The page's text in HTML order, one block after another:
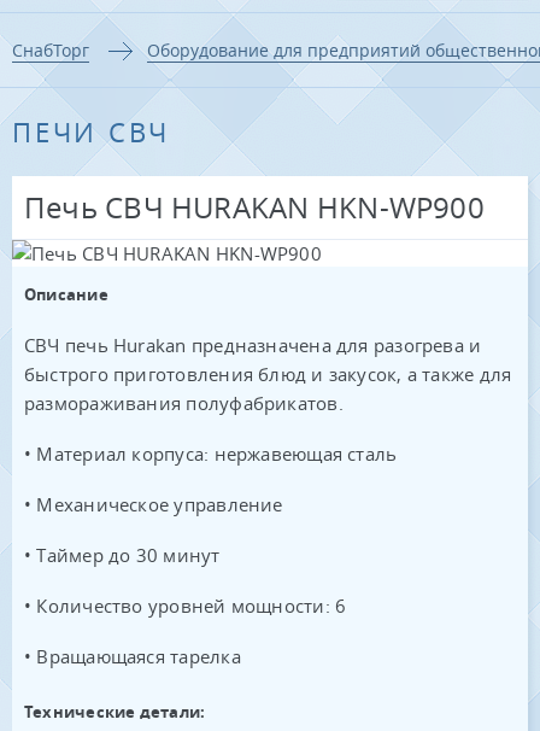
СнабТорг Оборудование для предприятий
ПЕЧИ СВЧ
Печь СВЧ HURAKAN HKN-WP900
Описание
СВЧ печь Hurakan предназначена для разогрева и
быстрого приготовления блюд и закусок, а также для
размораживания полуфабрикатов.
• Материал корпуса: нержавеющая сталь
• Механическое управление
• Таймер до 30 минут
• Количество уровней мощности: 6
• Вращающаяся тарелка
Технические детали: